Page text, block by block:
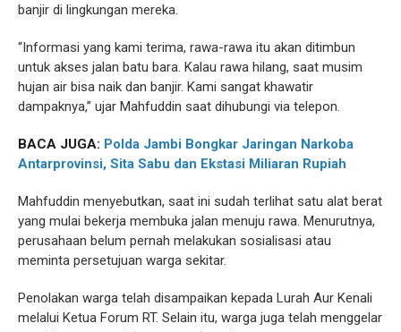
banjir di lingkungan mereka.
“Informasi yang kami terima, rawa-rawa itu akan ditimbun
untuk akses jalan batu bara. Kalau rawa hilang, saat musim
hujan air bisa naik dan banjir. Kami sangat khawatir
dampaknya,” ujar Mahfuddin saat dihubungi via telepon.
BACA JUGA: Polda Jambi Bongkar Jaringan Narkoba
Antarprovinsi, Sita Sabu dan Ekstasi Miliaran Rupiah
Mahfuddin menyebutkan, saat ini sudah terlihat satu alat berat
yang mulai bekerja membuka jalan menuju rawa. Menurutnya,
perusahaan belum pernah melakukan sosialisasi atau
meminta persetujuan warga sekitar.
Penolakan warga telah disampaikan kepada Lurah Aur Kenali
melalui Ketua Forum RT. Selain itu, warga juga telah menggelar